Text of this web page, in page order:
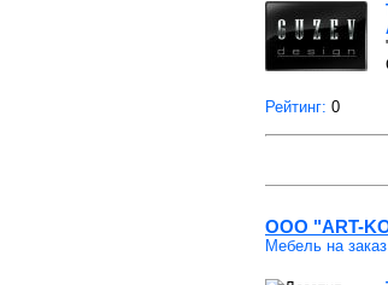
Рейтинг: 0
ООО "ART-
Мебель на заказ